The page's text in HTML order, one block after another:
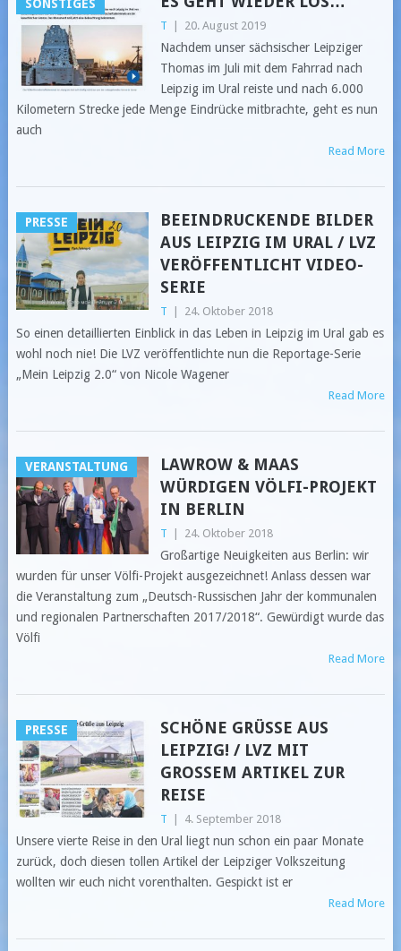
SONSTIGES
T | 20. August 2019
Nachdem unser sächsischer Leipziger
Thomas im Juli mit dem Fahrrad nach
Leipzig im Ural reiste und nach 6.000
Kilometern Strecke jede Menge Eindrücke mitbrachte, geht es nun
auch
Read More
PRESSE
BEEINDRUCKENDE BILDER
AUS LEIPZIG IM URAL / LVZ
VERÖFFENTLICHT VIDEO-
SERIE
T | 24. Oktober 2018
So einen detaillierten Einblick in das Leben in Leipzig im Ural gab es
wohl noch nie! Die LVZ veröffentlichte nun die Reportage-Serie
„Mein Leipzig 2.0“ von Nicole Wagener
Read More
VERANSTALTUNG
LAWROW & MAAS
WÜRDIGEN VÖLFI-PROJEKT
IN BERLIN
T | 24. Oktober 2018
Großartige Neuigkeiten aus Berlin: wir
wurden für unser Völfi-Projekt ausgezeichnet! Anlass dessen war
die Veranstaltung zum „Deutsch-Russischen Jahr der kommunalen
und regionalen Partnerschaften 2017/2018“. Gewürdigt wurde das
Völfi
Read More
PRESSE
SCHÖNE GRÜSSE AUS L
EIPZIG! / LVZ MIT G
ROSSEM ARTIKEL ZUR RE
ISE
T | 4. September 2018
Unsere vierte Reise in den Ural liegt nun schon ein paar Monate
zurück, doch diesen tollen Artikel der Leipziger Volkszeitung
wollten wir euch nicht vorenthalten. Gespickt ist er
Read More